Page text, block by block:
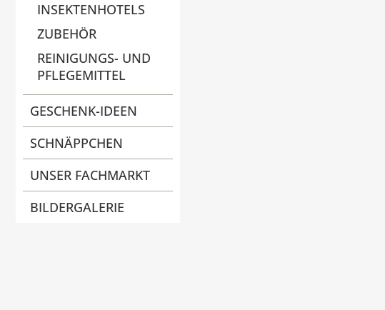
INSEKTENHOTELS
ZUBEHÖR
REINIGUNGS- UND
PFLEGEMITTEL
GESCHENK-IDEEN
SCHNÄPPCHEN
UNSER FACHMARKT
BILDERGALERIE